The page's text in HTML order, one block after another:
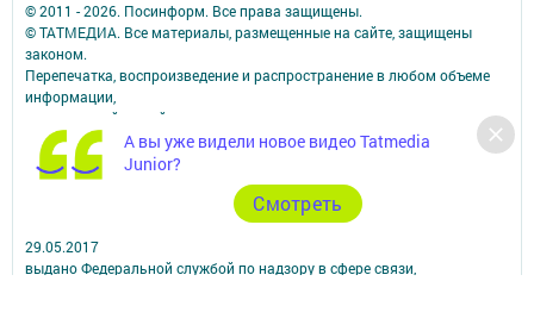
А вы уже видели новое видео Tatmedia
Junior?
Cмотреть
© 2011 - 2026. Посинформ. Все права защищены.
© ТАТМЕДИА. Все материалы, размещенные на сайте, защищены
законом.
Перепечатка, воспроизведение и распространение в любом объеме
информации,
размещенной на сайте, возможна только с письменного согласия
редакций СМИ.
При поддержке Республиканского агентства по печати и массовым
коммуникациям.
Наименование СМИ: Посинформ
№ свидетельства о регистрации СМИ, дата: ЭЛ № ФС 77 - 69869 от
29.05.2017
выдано Федеральной службой по надзору в сфере связи,